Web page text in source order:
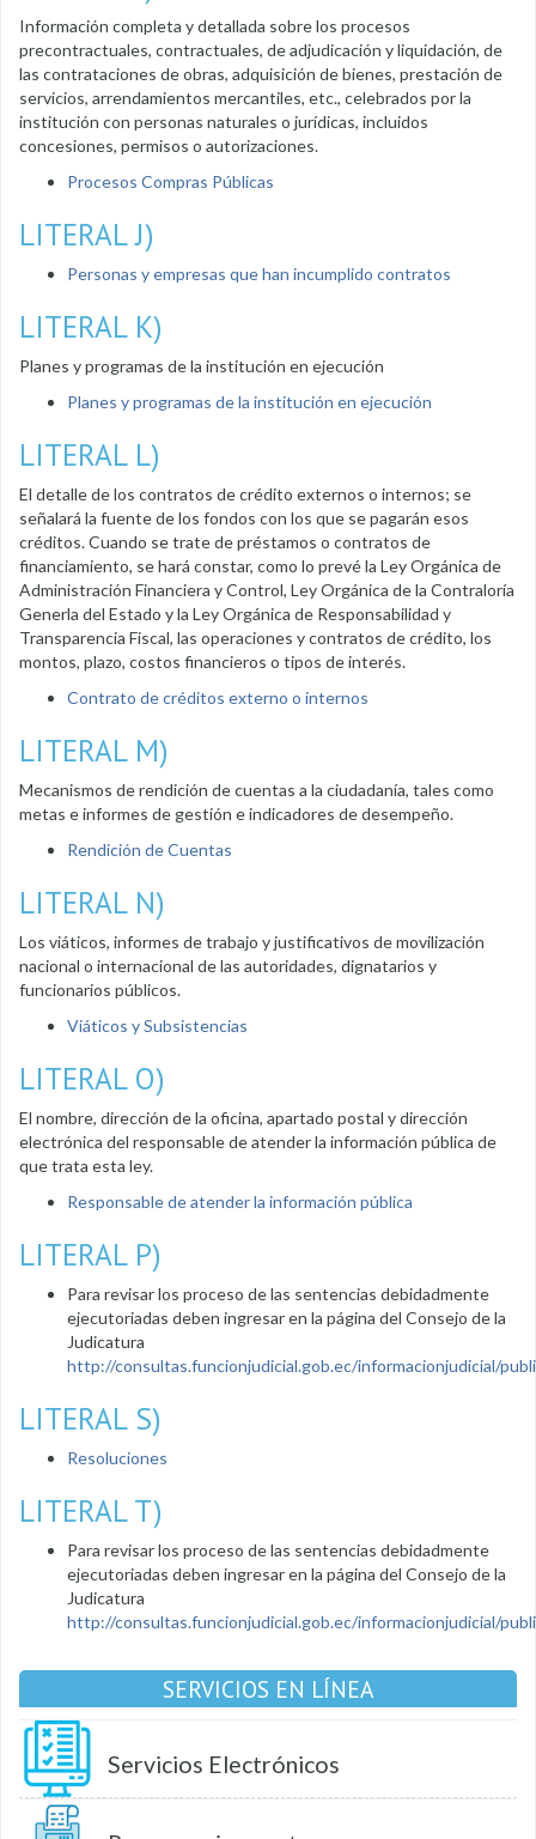
Información completa y detallada sobre los procesos
precontractuales, contractuales, de adjudicación y liquidación, de
las contrataciones de obras, adquisición de bienes, prestación de
servicios, arrendamientos mercantiles, etc., celebrados por la
institución con personas naturales o jurídicas, incluidos
concesiones, permisos o autorizaciones.
Procesos Compras Públicas
LITERAL J)
Personas y empresas que han incumplido contratos
LITERAL K)
Planes y programas de la institución en ejecución
Planes y programas de la institución en ejecución
LITERAL L)
El detalle de los contratos de crédito externos o internos; se
señalará la fuente de los fondos con los que se pagarán esos
créditos. Cuando se trate de préstamos o contratos de
financiamiento, se hará constar, como lo prevé la Ley Orgánica de
Administración Financiera y Control, Ley Orgánica de la Contraloría
Generla del Estado y la Ley Orgánica de Responsabilidad y
Transparencia Fiscal, las operaciones y contratos de crédito, los
montos, plazo, costos financieros o tipos de interés.
Contrato de créditos externo o internos
LITERAL M)
Mecanismos de rendición de cuentas a la ciudadanía, tales como
metas e informes de gestión e indicadores de desempeño.
Rendición de Cuentas
LITERAL N)
Los viáticos, informes de trabajo y justificativos de movilización
nacional o internacional de las autoridades, dignatarios y
funcionarios públicos.
Viáticos y Subsistencias
LITERAL O)
El nombre, dirección de la oficina, apartado postal y dirección
electrónica del responsable de atender la información pública de
que trata esta ley.
Responsable de atender la información pública
LITERAL P)
Para revisar los proceso de las sentencias debidadmente
ejecutoriadas deben ingresar en la página del Consejo de la
Judicatura
http://consultas.funcionjudicial.gob.ec/informacionjudicial/
LITERAL S)
Resoluciones
LITERAL T)
Para revisar los proceso de las sentencias debidadmente
ejecutoriadas deben ingresar en la página del Consejo de la
Judicatura
http://consultas.funcionjudicial.gob.ec/informacionjudicial/
SERVICIOS EN LÍNEA
Servicios Electrónicos